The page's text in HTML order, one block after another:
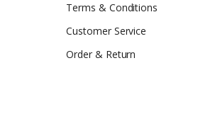
Terms & Conditions
Customer Service
Order & Return